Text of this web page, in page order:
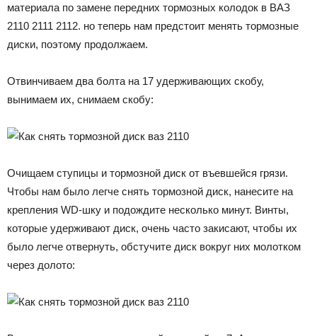
материала по замене передних тормозных колодок в ВАЗ
2110 2111 2112. но теперь нам предстоит менять тормозные
диски, поэтому продолжаем.
Отвинчиваем два болта на 17 удерживающих скобу,
вынимаем их, снимаем скобу:
Очищаем ступицы и тормозной диск от въевшейся грязи.
Чтобы нам было легче снять тормозной диск, нанесите на
крепления WD-шку и подождите несколько минут. Винты,
которые удерживают диск, очень часто закисают, чтобы их
было легче отвернуть, обстучите диск вокруг них молотком
через долото: